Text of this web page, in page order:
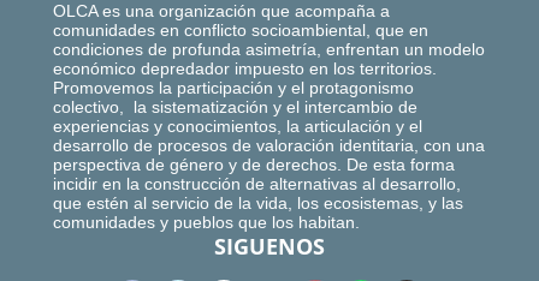
OLCA es una organización que acompaña a
comunidades en conflicto socioambiental, que en
condiciones de profunda asimetría, enfrentan un modelo
económico depredador impuesto en los territorios.
Promovemos la participación y el protagonismo
colectivo, la sistematización y el intercambio de
experiencias y conocimientos, la articulación y el
desarrollo de procesos de valoración identitaria, con una
perspectiva de género y de derechos. De esta forma
incidir en la construcción de alternativas al desarrollo,
que estén al servicio de la vida, los ecosistemas, y las
comunidades y pueblos que los habitan.
SIGUENOS